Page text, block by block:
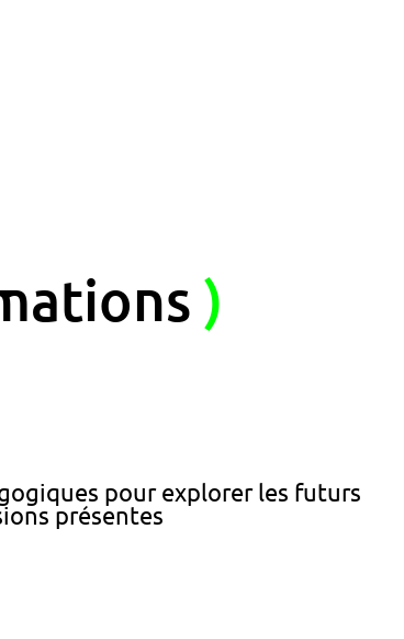
)
pour explorer les futurs
présentes